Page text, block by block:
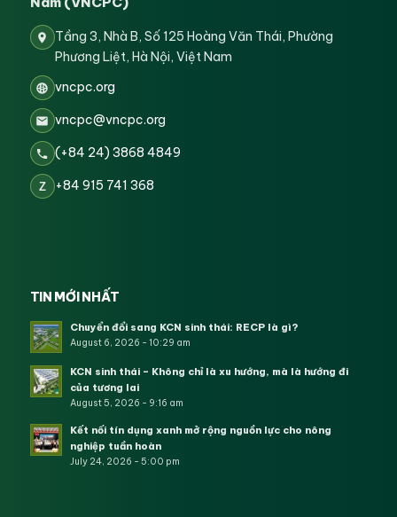
Tầng 3, Nhà B, Số 125 Hoàng Văn Thái, Phường
Phương Liệt, Hà Nội, Việt Nam
vncpc.org
vncpc@vncpc.org
(+84 24) 3868 4849
Z +84 915 741 368
TIN MỚI NHẤT
Chuyển đổi sang KCN sinh thái: RECP là gì?
August 6, 2026 - 10:29 am
KCN sinh thái – Không chỉ là xu hướng, mà là hướng đi
của tương lai
August 5, 2026 - 9:16 am
Kết nối tín dụng xanh mở rộng nguồn lực cho nông
nghiệp tuần hoàn
July 24, 2026 - 5:00 pm